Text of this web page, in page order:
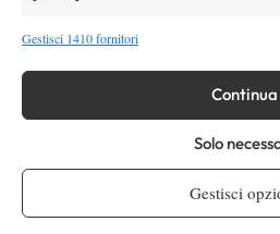
Gestisci 1410 fornitori
Continua
Solo
Gestisci
Direttore Responsabile: Alessandro
HOME
WTA